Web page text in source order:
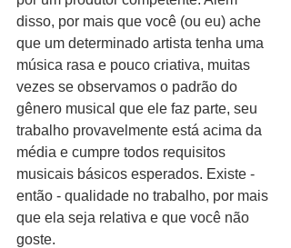
disso, por mais que você (ou eu) ache
que um determinado artista tenha uma
música rasa e pouco criativa, muitas
vezes se observamos o padrão do
gênero musical que ele faz parte, seu
trabalho provavelmente está acima da
média e cumpre todos requisitos
musicais básicos esperados. Existe -
então - qualidade no trabalho, por mais
que ela seja relativa e que você não
goste.